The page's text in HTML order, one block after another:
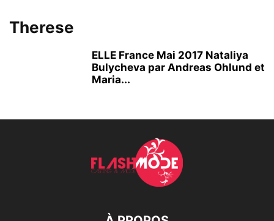
Therese
ELLE France Mai 2017 Nataliya
Bulycheva par Andreas Ohlund et
Maria...